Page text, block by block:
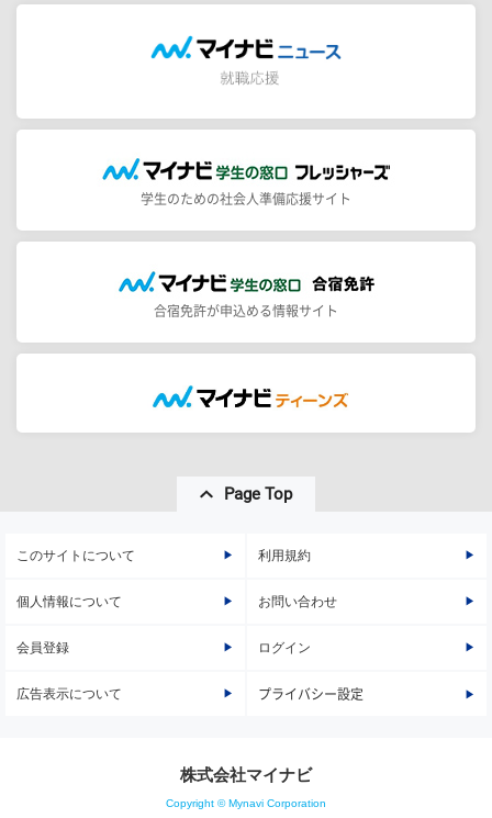
学生のための社会人準備応援サイト
合宿免許が申込める情報サイト
Page Top
このサイトについて 利用規約
個人情報について お問い合わせ
会員登録 ログイン
広告表示について プライバシー設定
株式会社マイナビ
Copyright © Mynavi Corporation